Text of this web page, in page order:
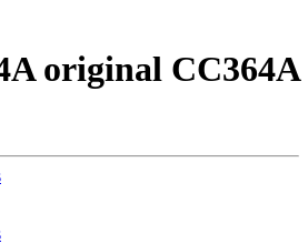
original CC364A